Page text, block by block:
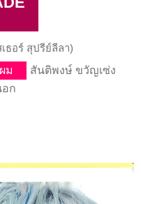
เธอร์ สุปรีย์ลีลา)
ม
สันติพงษ์ ขวัญเซ่ง
อก